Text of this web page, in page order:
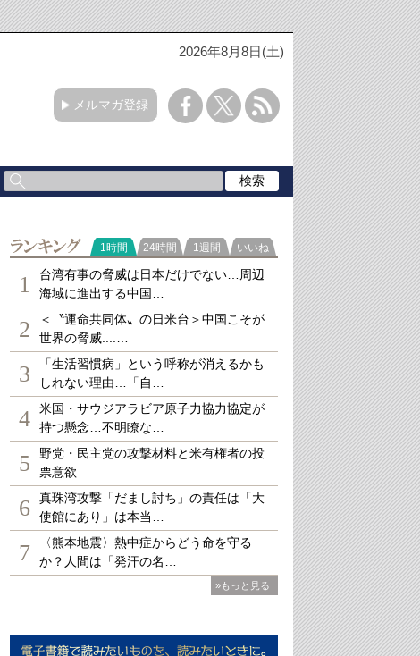
2026年8月8日(土)
メルマガ登録
ランキング
1時間 24時間 1週間 いいね
1
台湾有事の脅威は日本だけでない…周辺
海域に進出する中国…
2
＜〝運命共同体〟の日米台＞中国こそが
世界の脅威....…
3
「生活習慣病」という呼称が消えるかも
しれない理由…「自…
4
米国・サウジアラビア原子力協力協定が
持つ懸念…不明瞭な…
5
野党・民主党の攻撃材料と米有権者の投
票意欲
6
真珠湾攻撃「だまし討ち」の責任は「大
使館にあり」は本当…
7
〈熊本地震〉熱中症からどう命を守る
か？人間は「発汗の名…
»もっと見る